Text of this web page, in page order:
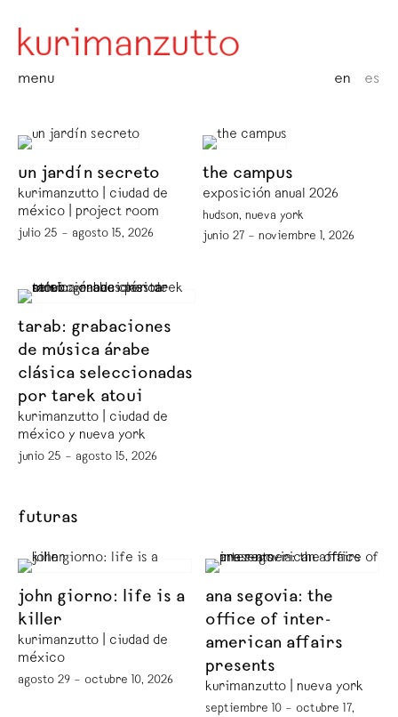
menu en es
un jardín secreto
kurimanzutto | ciudad de
méxico | project room
julio 25 – agosto 15, 2026
the campus
exposición anual 2026
hudson, nueva york
junio 27 – noviembre 1, 2026
tarab: grabaciones
de música árabe
clásica seleccionadas
por tarek atoui
kurimanzutto | ciudad de
méxico y nueva york
junio 25 – agosto 15, 2026
futuras
john giorno: life is a
killer
kurimanzutto | ciudad de
méxico
agosto 29 – octubre 10, 2026
ana segovia: the
office of inter-
american affairs
presents
kurimanzutto | nueva york
septiembre 10 – octubre 17,